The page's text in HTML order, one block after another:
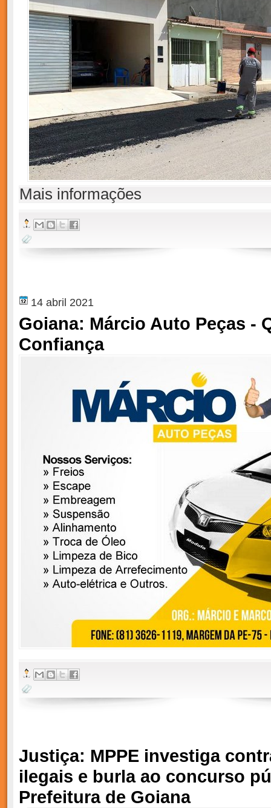
Mais informações
14 abril 2021
Goiana: Márcio Auto Peças -
Confiança
Justiça: MPPE investiga
ilegais e burla ao concurso
Prefeitura de Goiana